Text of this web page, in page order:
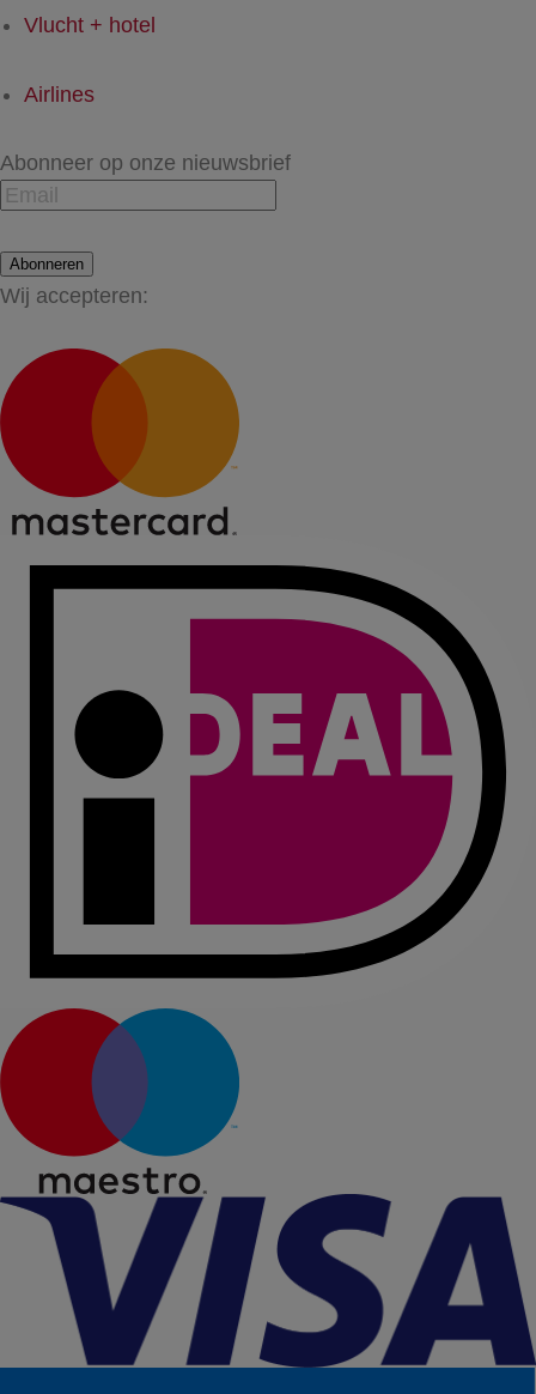
Vlucht + hotel
Airlines
Abonneer op onze nieuwsbrief
Abonneren
Wij accepteren: